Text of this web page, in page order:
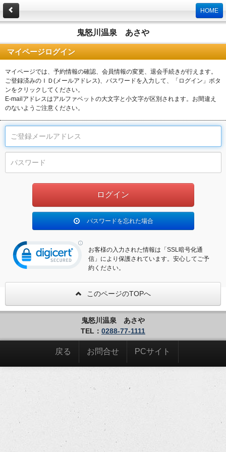
HOME
鬼怒川温泉 あさや
マイページログイン
マイページでは、予約情報の確認、会員情報の変更、退会手続きが行えます。
ご登録済みのＩＤ(メールアドレス)、パスワードを入力して、「ログイン」ボタ
ンをクリックしてください。
E-mailアドレスはアルファベットの大文字と小文字が区別されます。お間違え
のないようご注意ください。
パスワードを忘れた場合
お客様の入力された情報は「SSL暗号化通
信」により保護されています。安心してご予
約ください。
このページのTOPへ
鬼怒川温泉 あさや
TEL： 0288-77-1111
戻る お問合せ PCサイト